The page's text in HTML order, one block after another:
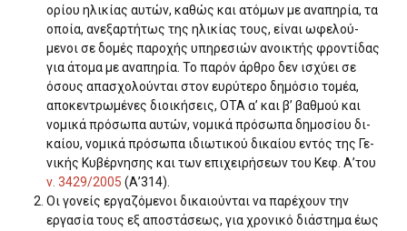
ορίου ηλικίας αυτών, καθώς και ατόμων με αναπηρία, τα
οποία, ανεξαρτήτως της ηλικίας τους, είναι ωφελού­
μενοι σε δομές παροχής υπηρεσιών ανοικτής φροντίδας
για άτομα με αναπηρία. Το παρόν άρθρο δεν ισχύει σε
όσους απασχολούνται στον ευρύτερο δημόσιο τομέα,
αποκεντρωμένες διοικήσεις, ΟΤΑ α’ και β’ βαθμού και
νομικά πρόσωπα αυτών, νομικά πρόσωπα δημοσίου δι­
καίου, νομικά πρόσωπα ιδιωτικού δικαίου εντός της Γε­
νικής Κυβέρνησης και των επιχειρήσεων του Κεφ. Α’του
ν. 3429/2005 (Α’314).
Οι γονείς εργαζόμενοι δικαιούνται να παρέχουν την
εργασία τους εξ αποστάσεως, για χρονικό διάστημα έως